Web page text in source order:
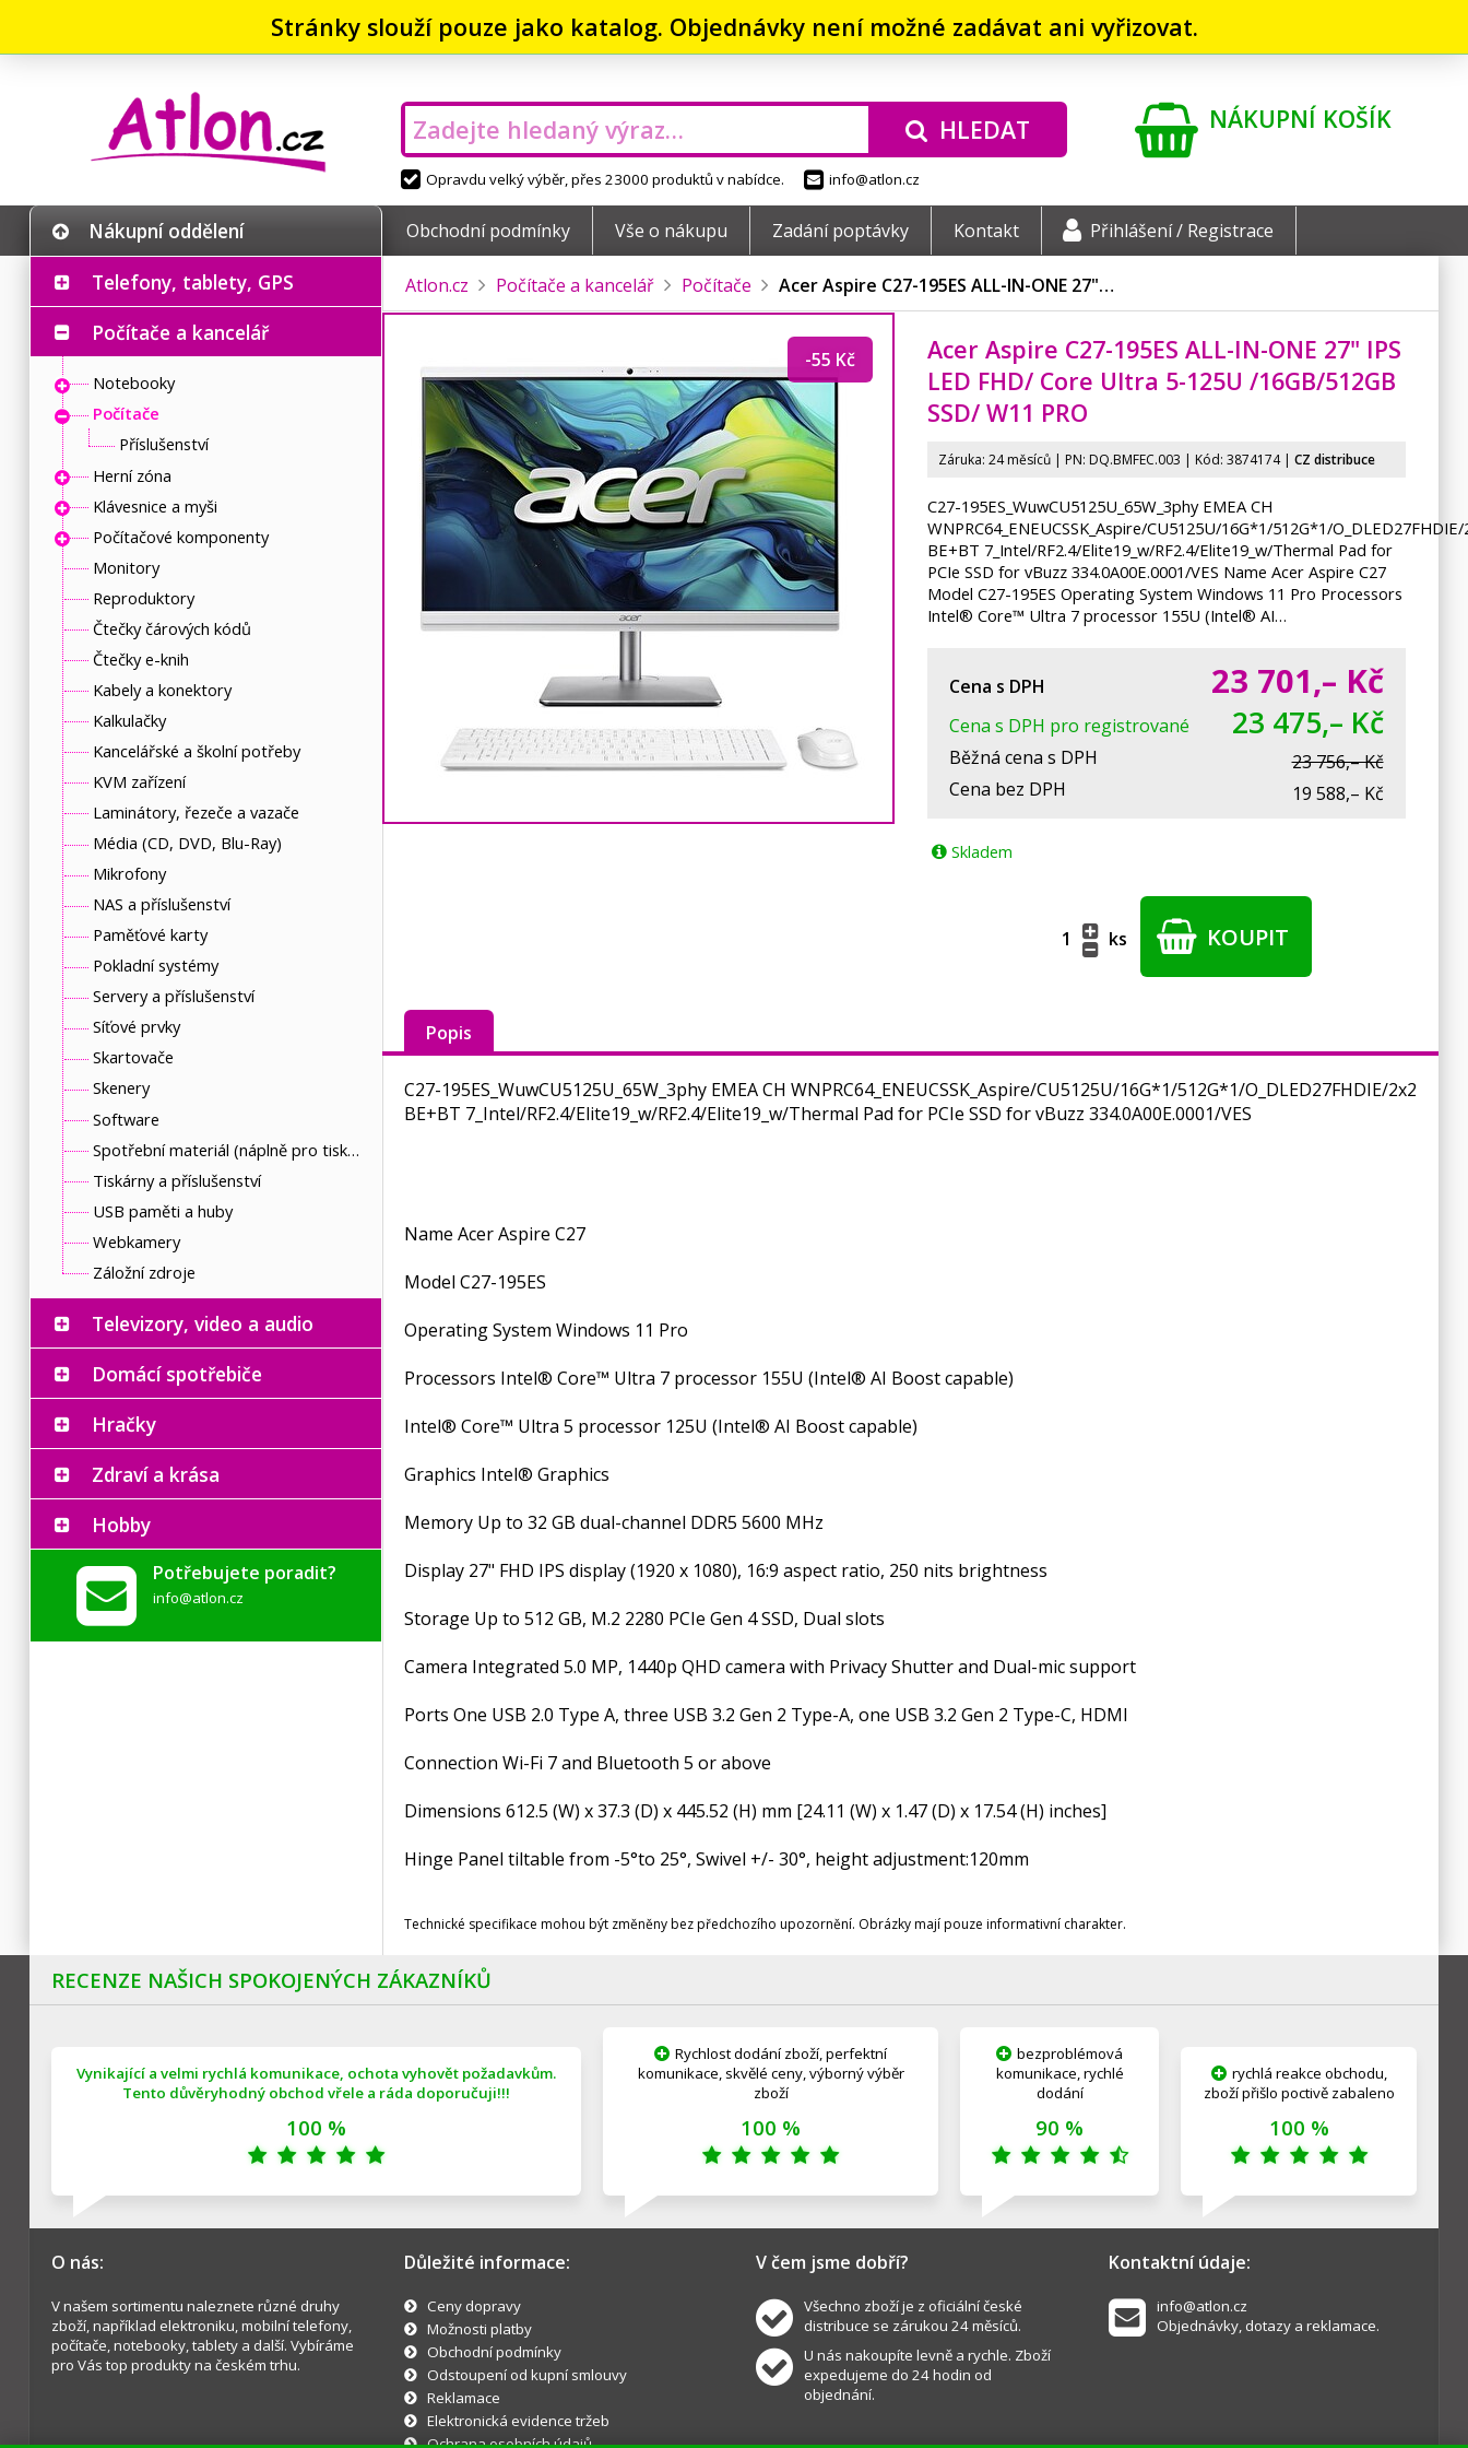
Stránky slouží pouze jako katalog. Objednávky není možné zadávat ani vyřizovat.
HLEDAT
Opravdu velký výběr, přes 23000 produktů v nabídce. info@atlon.cz
NÁKUPNÍ KOŠÍK
Nákupní oddělení Obchodní podmínky Vše o nákupu Zadání poptávky Kontakt Přihlášení / Registrace
Telefony, tablety, GPS
Počítače a kancelář
Notebooky
Počítače
Příslušenství
Herní zóna
Klávesnice a myši
Počítačové komponenty
Monitory
Reproduktory
Čtečky čárových kódů
Čtečky e-knih
Kabely a konektory
Kalkulačky
Kancelářské a školní potřeby
KVM zařízení
Laminátory, řezeče a vazače
Média (CD, DVD, Blu-Ray)
Mikrofony
NAS a příslušenství
Paměťové karty
Pokladní systémy
Servery a příslušenství
Síťové prvky
Skartovače
Skenery
Software
Spotřební materiál (náplně pro tiskárny a další)
Tiskárny a příslušenství
USB paměti a huby
Webkamery
Záložní zdroje
Televizory, video a audio
Domácí spotřebiče
Hračky
Zdraví a krása
Hobby
Potřebujete poradit?
info@atlon.cz
Atlon.cz Počítače a kancelář Počítače Acer Aspire C27-195ES ALL-IN-ONE 27"…
-55 Kč
Acer Aspire C27-195ES ALL-IN-ONE 27" IPS
LED FHD/ Core Ultra 5-125U /16GB/512GB
SSD/ W11 PRO
Záruka: 24 měsíců | PN: DQ.BMFEC.003 | Kód: 3874174 | CZ distribuce
C27-195ES_WuwCU5125U_65W_3phy EMEA CH
WNPRC64_ENEUCSSK_Aspire/CU5125U/16G*1/512G*1/
BE+BT 7_Intel/RF2.4/Elite19_w/RF2.4/Elite19_w/Thermal Pad for
PCIe SSD for vBuzz 334.0A00E.0001/VES Name Acer Aspire C27
Model C27-195ES Operating System Windows 11 Pro Processors
Intel® Core™ Ultra 7 processor 155U (Intel® AI…
Cena s DPH 23 701,– Kč
Cena s DPH pro registrované 23 475,– Kč
Běžná cena s DPH
23 756,– Kč
Cena bez DPH
19 588,– Kč
Skladem
ks KOUPIT
Popis
C27-195ES_WuwCU5125U_65W_3phy EMEA CH WNPRC64_ENEUCSSK_Aspire/CU5125U/16G*1/512G*1/O_DLED27FHDIE/2x2
BE+BT 7_Intel/RF2.4/Elite19_w/RF2.4/Elite19_w/Thermal Pad for PCIe SSD for vBuzz 334.0A00E.0001/VES
Name Acer Aspire C27
Model C27-195ES
Operating System Windows 11 Pro
Processors Intel® Core™ Ultra 7 processor 155U (Intel® AI Boost capable)
Intel® Core™ Ultra 5 processor 125U (Intel® AI Boost capable)
Graphics Intel® Graphics
Memory Up to 32 GB dual-channel DDR5 5600 MHz
Display 27" FHD IPS display (1920 x 1080), 16:9 aspect ratio, 250 nits brightness
Storage Up to 512 GB, M.2 2280 PCIe Gen 4 SSD, Dual slots
Camera Integrated 5.0 MP, 1440p QHD camera with Privacy Shutter and Dual-mic support
Ports One USB 2.0 Type A, three USB 3.2 Gen 2 Type-A, one USB 3.2 Gen 2 Type-C, HDMI
Connection Wi-Fi 7 and Bluetooth 5 or above
Dimensions 612.5 (W) x 37.3 (D) x 445.52 (H) mm [24.11 (W) x 1.47 (D) x 17.54 (H) inches]
Hinge Panel tiltable from -5°to 25°, Swivel +/- 30°, height adjustment:120mm
Technické specifikace mohou být změněny bez předchozího upozornění. Obrázky mají pouze informativní charakter.
RECENZE NAŠICH SPOKOJENÝCH ZÁKAZNÍKŮ
Vynikající a velmi rychlá komunikace, ochota vyhovět požadavkům.
Tento důvěryhodný obchod vřele a ráda doporučuji!!!
100 %
Rychlost dodání zboží, perfektní
komunikace, skvělé ceny, výborný výběr
zboží
100 %
bezproblémová
komunikace, rychlé
dodání
90 %
rychlá reakce obchodu,
zboží přišlo poctivě zabaleno
100 %
O nás:
V našem sortimentu naleznete různé druhy
zboží, například elektroniku, mobilní telefony,
počítače, notebooky, tablety a další. Vybíráme
pro Vás top produkty na českém trhu.
Důležité informace:
Ceny dopravy
Možnosti platby
Obchodní podmínky
Odstoupení od kupní smlouvy
Reklamace
Elektronická evidence tržeb
Ochrana osobních údajů
V čem jsme dobří?
Všechno zboží je z oficiální české
distribuce se zárukou 24 měsíců.
U nás nakoupíte levně a rychle. Zboží
expedujeme do 24 hodin od
objednání.
Kontaktní údaje:
info@atlon.cz
Objednávky, dotazy a reklamace.